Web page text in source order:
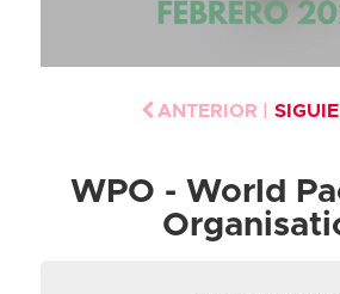
ANTERIOR |
WPO - World